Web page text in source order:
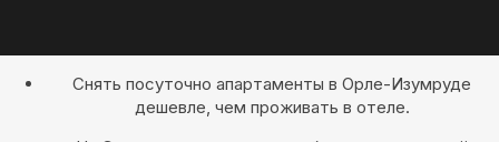
Снять посуточно апартаменты в Орле-Изумруде
дешевле, чем проживать в отеле.